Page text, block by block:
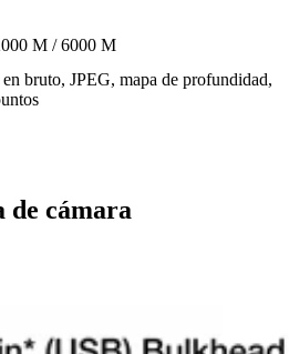
M / 6000 M
en bruto, JPEG, mapa de profundidad,
de cámara